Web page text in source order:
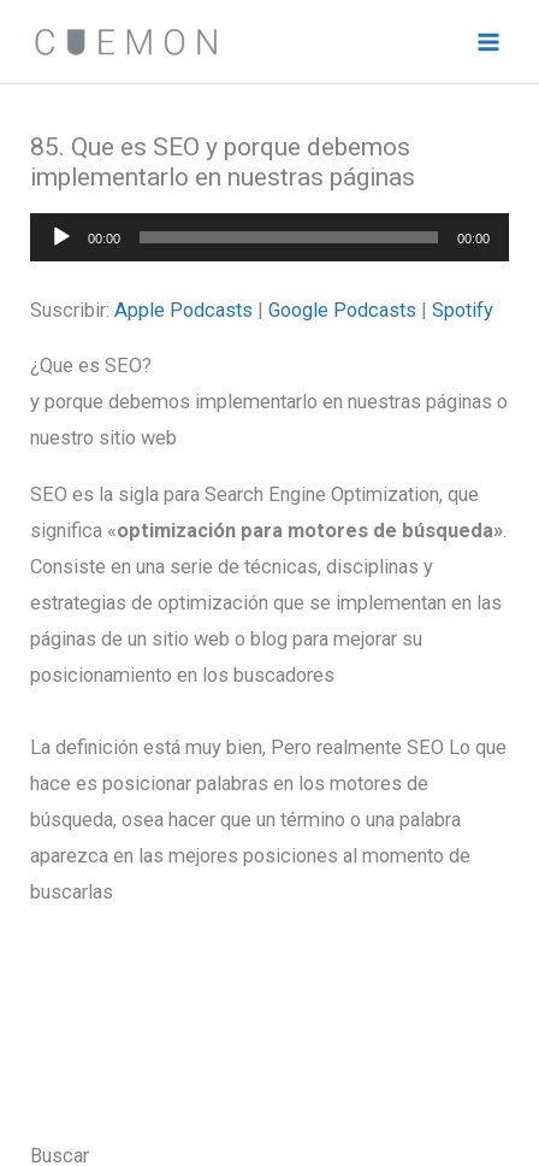
contenido
85. Que es SEO y porque debemos
implementarlo en nuestras páginas
Reproductor
de
audio
00:00 00:00
Suscribir:Apple Podcasts |Google Podcasts |Spotify
¿Que es SEO?
y porque debemos implementarlo en nuestras páginas o
nuestro sitio web
SEO es la sigla para Search Engine Optimization, que
significa «optimización para motores de búsqueda»
Consiste en una serie de técnicas, disciplinas y
estrategias de optimización que se implementan en las
páginas de un sitio web o blog para mejorar su
posicionamiento en los buscadores
La definición está muy bien, Pero realmente SEO Lo que
hace es posicionar palabras en los motores de
búsqueda, osea hacer que un término o una palabra
aparezca en las mejores posiciones al momento de
buscarlas
Buscar